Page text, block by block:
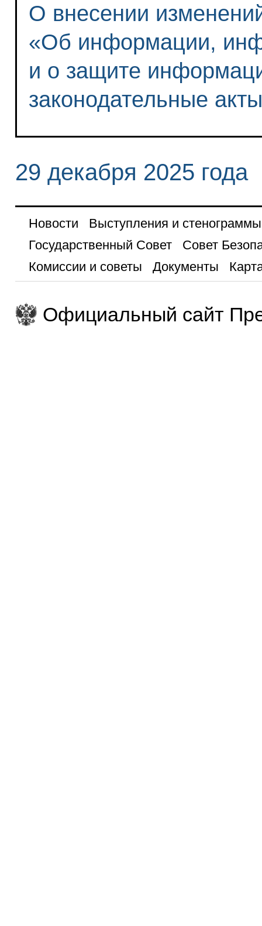
О внесении
«Об информации,
и о защите
законодательные
29 декабря 2025 года
Новости
Выступления и стенограммы
Государственный Совет
Совет
Комиссии и советы
Документы
Официальный сайт